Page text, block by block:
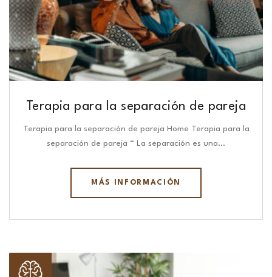
Terapia para la separación de pareja
Terapia para la separación de pareja Home Terapia para la
separación de pareja “ La separación es una…
MÁS INFORMACIÓN